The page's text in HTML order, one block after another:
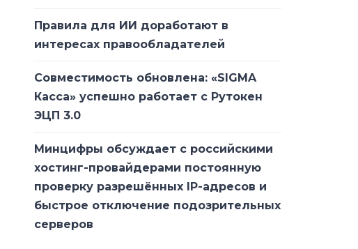
Правила для ИИ доработают в
интересах правообладателей
Совместимость обновлена: «SIGMA
Касса» успешно работает с Рутокен
ЭЦП 3.0
Минцифры обсуждает с российскими
хостинг-провайдерами постоянную
проверку разрешённых IP-адресов и
быстрое отключение подозрительных
серверов